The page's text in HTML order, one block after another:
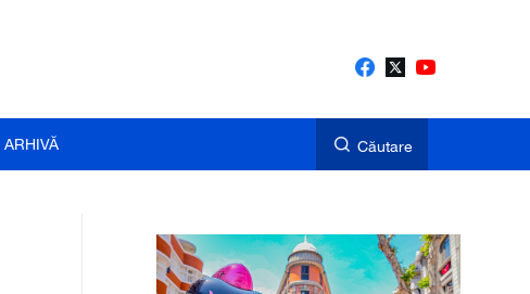
ARHIVĂ Căutare